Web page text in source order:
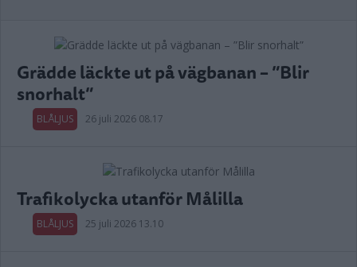
Grädde läckte ut på vägbanan – ”Blir
snorhalt”
BLÅLJUS 26 juli 2026 08.17
Trafikolycka utanför Målilla
BLÅLJUS 25 juli 2026 13.10